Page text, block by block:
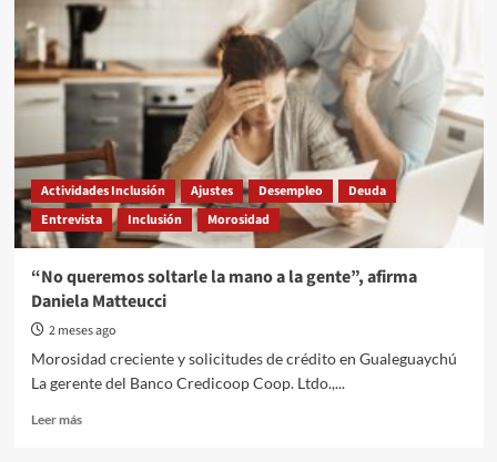
al
Estado:
el
mapa
de
reforma
que
desmantela,
fusiona
y
desregula
de
organismos
nacionales
Actividades Inclusión Ajustes Desempleo
Deuda
Entrevista
Inclusión Morosidad
“No queremos soltarle la mano a la gente”, afirma
Daniela Matteucci
2 meses ago
Morosidad creciente y solicitudes de crédito en Gualeguaychú
La gerente del Banco Credicoop Coop. Ltdo.,...
Leer másRead